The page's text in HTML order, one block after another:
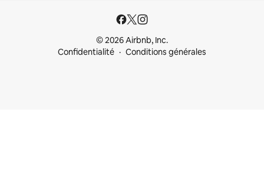
© 2026 Airbnb, Inc.
Confidentialité
Conditions générales